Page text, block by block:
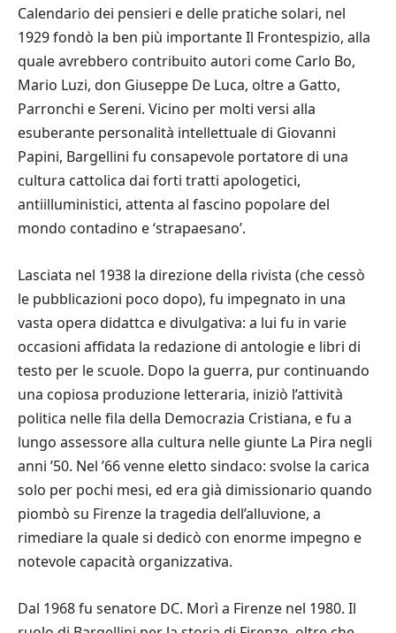
Calendario dei pensieri e delle pratiche solari, nel
1929 fondò la ben più importante Il Frontespizio, alla
quale avrebbero contribuito autori come Carlo Bo,
Mario Luzi, don Giuseppe De Luca, oltre a Gatto,
Parronchi e Sereni. Vicino per molti versi alla
esuberante personalità intellettuale di Giovanni
Papini, Bargellini fu consapevole portatore di una
cultura cattolica dai forti tratti apologetici,
antiilluministici, attenta al fascino popolare del
mondo contadino e ‘strapaesano’.
Lasciata nel 1938 la direzione della rivista (che cessò
le pubblicazioni poco dopo), fu impegnato in una
vasta opera didattca e divulgativa: a lui fu in varie
occasioni affidata la redazione di antologie e libri di
testo per le scuole. Dopo la guerra, pur continuando
una copiosa produzione letteraria, iniziò l’attività
politica nelle fila della Democrazia Cristiana, e fu a
lungo assessore alla cultura nelle giunte La Pira negli
anni ’50. Nel ’66 venne eletto sindaco: svolse la carica
solo per pochi mesi, ed era già dimissionario quando
piombò su Firenze la tragedia dell’alluvione, a
rimediare la quale si dedicò con enorme impegno e
notevole capacità organizzativa.
Dal 1968 fu senatore DC. Morì a Firenze nel 1980. Il